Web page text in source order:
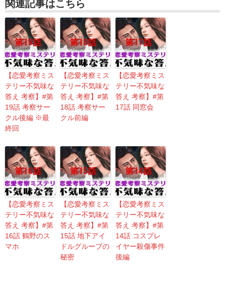
関連記事はこちら
【恋愛考察ミス
テリー不気味な
答え 考察】#第
19話 考察サー
クル後編 ※最
終回
【恋愛考察ミス
テリー不気味な
答え 考察】#第
18話 考察サー
クル前編
【恋愛考察ミス
テリー不気味な
答え 考察】#第
17話 同窓会
【恋愛考察ミス
テリー不気味な
答え 考察】#第
16話 鶴野のス
マホ
【恋愛考察ミス
テリー不気味な
答え 考察】#第
15話 地下アイ
ドルグループの
秘密
【恋愛考察ミス
テリー不気味な
答え 考察】#第
14話 コスプレ
イヤー殺傷事件
後編